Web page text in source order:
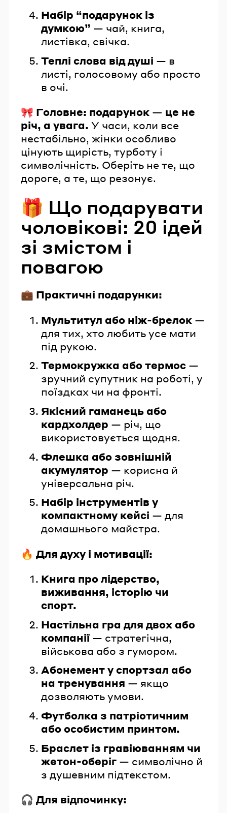
Набір “подарунок із
думкою” — чай, книга,
листівка, свічка.
Теплі слова від душі — в
листі, голосовому або просто
в очі.
🎀 Головне: подарунок — це не
річ, а увага. У часи, коли все
нестабільно, жінки особливо
цінують щирість, турботу і
символічність. Оберіть не те, що
дороге, а те, що резонує.
🎁 Що подарувати
чоловікові: 20 ідей
зі змістом і
повагою
💼 Практичні подарунки:
Мультитул або ніж-брелок —
для тих, хто любить усе мати
під рукою.
Термокружка або термос —
зручний супутник на роботі, у
поїздках чи на фронті.
Якісний гаманець або
кардхолдер — річ, що
використовується щодня.
Флешка або зовнішній
акумулятор — корисна й
універсальна річ.
Набір інструментів у
компактному кейсі — для
домашнього майстра.
🔥 Для духу і мотивації:
Книга про лідерство,
виживання, історію чи
спорт.
Настільна гра для двох або
компанії — стратегічна,
військова або з гумором.
Абонемент у спортзал або
на тренування — якщо
дозволяють умови.
Футболка з патріотичним
або особистим принтом.
Браслет із гравіюванням чи
жетон-оберіг — символічно й
з душевним підтекстом.
🎧 Для відпочинку: